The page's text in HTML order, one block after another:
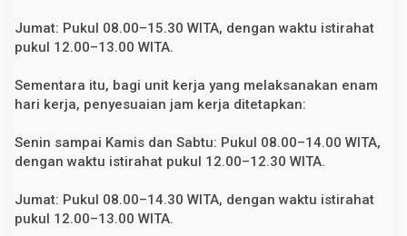
a
n
1
4
7
H
i
h
Jumat: Pukul 08.00–15.30 WITA, dengan waktu istirahat
pukul 12.00–13.00 WITA.
Sementara itu, bagi unit kerja yang melaksanakan enam
hari kerja, penyesuaian jam kerja ditetapkan:
Senin sampai Kamis dan Sabtu: Pukul 08.00–14.00 WITA,
dengan waktu istirahat pukul 12.00–12.30 WITA.
Jumat: Pukul 08.00–14.30 WITA, dengan waktu istirahat
pukul 12.00–13.00 WITA.